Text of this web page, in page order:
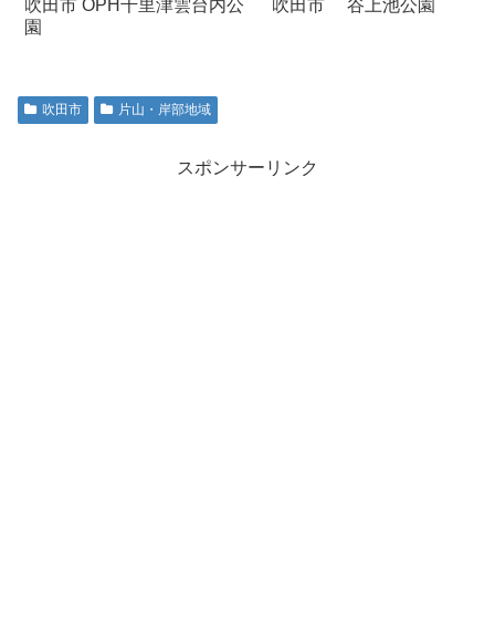
吹田市 OPH千里津雲台内公
園
吹田市 谷上池公園
吹田市 片山・岸部地域
スポンサーリンク